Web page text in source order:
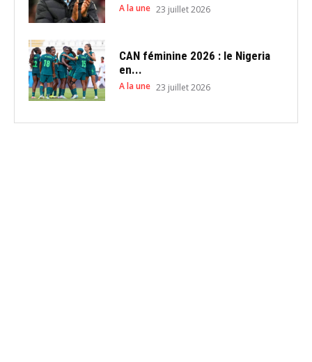
A la une 23 juillet 2026
CAN féminine 2026 : le Nigeria
en...
A la une 23 juillet 2026